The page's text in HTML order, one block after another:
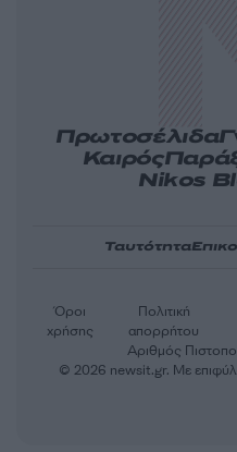
Πρωτοσέλιδα
Καιρός
Nikos
Ταυτότητα
Αριθμός
Όροι
χρήσης
Πολιτική
απορρήτου
© 2026 newsit.gr. Με